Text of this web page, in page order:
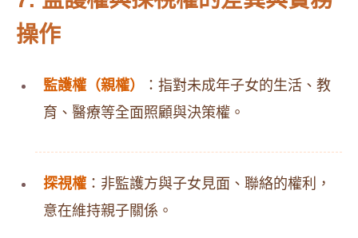
操作
監護權（親權）
：​指對未成年子女的生活、教
育、醫療等全面照顧與決策權。
探視權 ：​非監護方與子女見面、聯絡的權利，
意在維持親子關係。​